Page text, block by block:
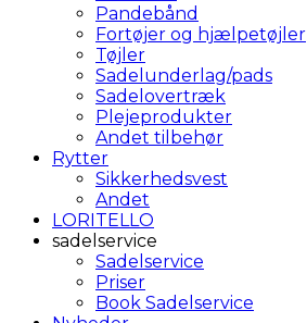
Pandebånd
Fortøjer og hjælpetøjler
Tøjler
Sadelunderlag/pads
Sadelovertræk
Plejeprodukter
Andet tilbehør
Rytter
Sikkerhedsvest
Andet
LORITELLO
sadelservice
Sadelservice
Priser
Book Sadelservice